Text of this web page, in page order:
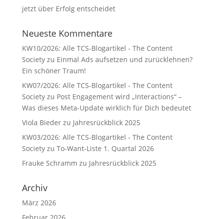
jetzt über Erfolg entscheidet
Neueste Kommentare
KW10/2026: Alle TCS-Blogartikel - The Content
Societyzu Einmal Ads aufsetzen und zurücklehnen?
Ein schöner Traum!
KW07/2026: Alle TCS-Blogartikel - The Content
Societyzu Post Engagement wird „Interactions“ –
Was dieses Meta-Update wirklich für Dich bedeutet
Viola Biederzu Jahresrückblick 2025
KW03/2026: Alle TCS-Blogartikel - The Content
Societyzu To-Want-Liste 1. Quartal 2026
Frauke Schramm zu Jahresrückblick 2025
Archiv
März 2026